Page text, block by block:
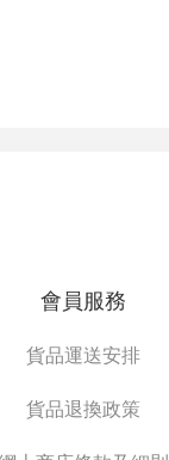
會員服務
貨品運送安排
貨品退換政策